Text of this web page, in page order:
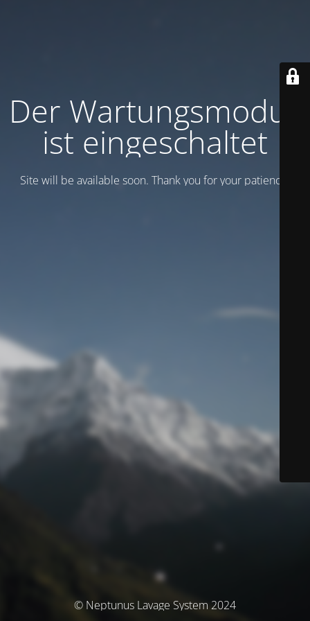
Der Wartungsmodus
ist eingeschaltet
Site will be available soon. Thank you for your patience!
© Neptunus Lavage System 2024